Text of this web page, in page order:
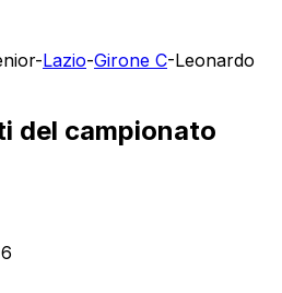
-Lazio-Girone C-Leonardo
del campionato